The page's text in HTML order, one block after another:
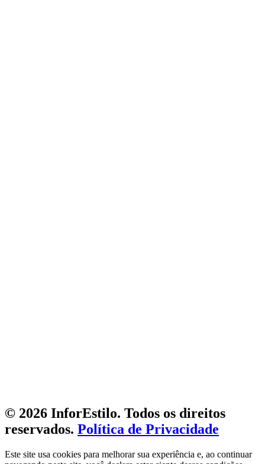
© 2026 InforEstilo. Todos os direitos
reservados. Política de Privacidade
Este site usa cookies para melhorar sua experiência e, ao continuar